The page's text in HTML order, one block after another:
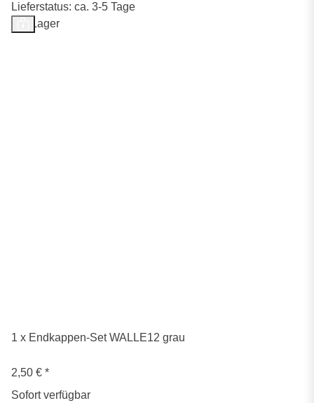
Lieferstatus: ca. 3-5 Tage
Auf Lager
1 x Endkappen-Set WALLE12 grau
2,50 € *
Sofort verfügbar